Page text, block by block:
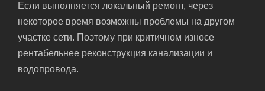
Если выполняется локальный ремонт, через
некоторое время возможны проблемы на другом
участке сети. Поэтому при критичном износе
рентабельнее реконструкция канализации и
водопровода.